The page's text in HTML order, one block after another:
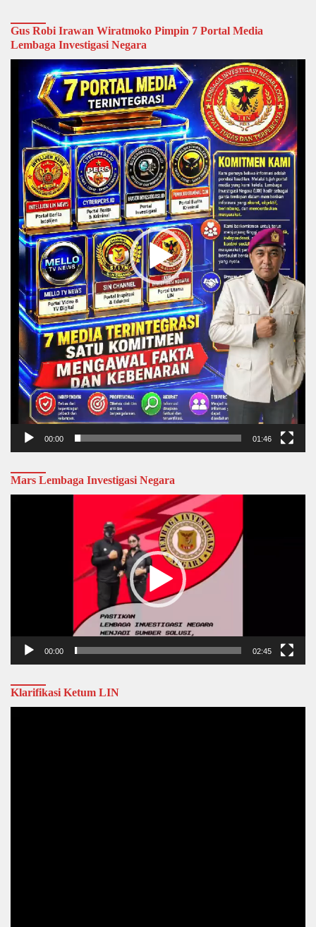
Gus Robi Irawan Wiratmoko Pimpin 7 Portal Media
Lembaga Investigasi Negara
Video
Player
00:00 01:46
Mars Lembaga Investigasi Negara
00:00 02:45
Klarifikasi Ketum LIN